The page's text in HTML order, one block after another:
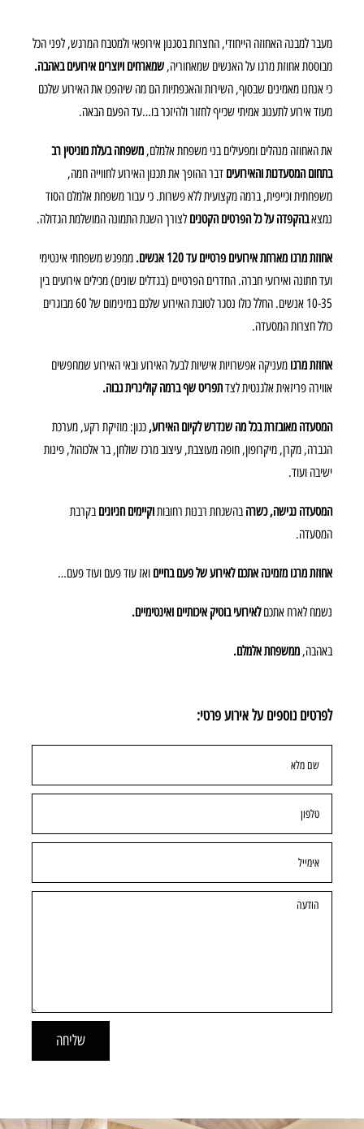
מעבר למבנה האחוזה הייחודי, החצרות בסגנון אירופאי ולמטבח המרגש, לפני הכל
מבוססת אחוזת מרגו על האנשים שמאחוריה, שמארחים ויוצרים אירועים באהבה.
כי אנחנו מאמינים שבסוף, השירות והאכפתיות הם מה שיהפכו את האירוע שלכם
מעוד אירוע לתענוג אמיתי שכייף לחזור ולהיזכר בו…עד הפעם הבאה.
את האחוזה מנהלים ומפעילים בני משפחת אלמלם, משפחה בעלת מוניטין רב
בתחום המסעדנות והאירועים דבר ההופך את תכנון האירוע לחווייה חמה,
משפחתית וכייפית, ברמה מקצועית ללא פשרות. כי עבור משפחת אלמלם הסוד
נמצאבהקפדה על כל הפרטים הקטנים לצורך השגת התמונה המושלמת הגדולה.
אחוזת מרגו מארחת אירועים פרטיים עד 120 אנשים.
ממפגש משפחתי אינטימי
ועד חתונה ואירועי חברה. החדרים הפרטיים (בגדלים שונים) מכילים אירועים בין
10-35 אנשים. החלל כולו נסגר לטובת האירוע שלכם במינימום של 60 מבוגרים
כולל חצרות המסעדה.
אחוזת מרגו מעניקה אפשרויות אישיות לבעל האירוע ובאי האירוע שמחפשים
אווירה פריזאית אלגנטית לצדתפריט שף ברמה קולינרית גבוה.
המסעדה מאובזרת בכל מה שנדרש לקיום האירוע, כגון: מוזיקת רקע, מערכת
הגברה, מקרן, מיקרופון, חופה מעוצבת, עיצוב מרכז שולחן, בר אלכוהול, פינות
ישיבה ועוד.
המסעדה נגישה, כשרה בהשגחת רבנות רחובותוקיימים חניונים בקרבת
המסעדה.
אחוזת מרגו מזמינה אתכם לאירוע של פעם בחיים ואז עוד פעם ועוד פעם…
נשמח לארח אתכםלאירועי בוטיק איכותיים ואינטימיים.
באהבה, ממשפחת אלמלם.
לפרטים נוספים על אירוע פרטי: